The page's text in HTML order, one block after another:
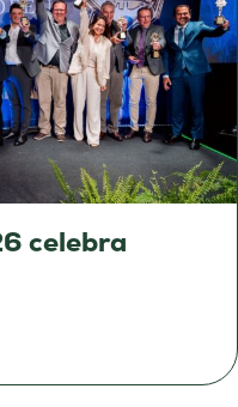
celebra